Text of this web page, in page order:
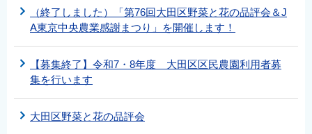
（終了しました）「第76回大田区野菜と花の品評会＆J
A東京中央農業感謝まつり」を開催します！
【募集終了】令和7・8年度 大田区区民農園利用者募
集を行います
大田区野菜と花の品評会